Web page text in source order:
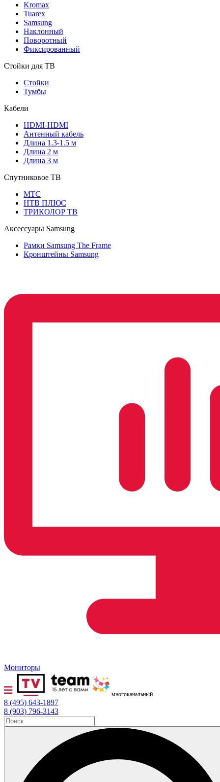
Kromax
Tuarex
Samsung
Наклонный
Поворотный
Фиксированный
Стойки для ТВ
Стойки
Тумбы
Кабели
HDMI-HDMI
Антенный кабель
Длина 1.3-1.5 м
Длина 2 м
Длина 3 м
Спутниковое ТВ
МТС
НТВ ПЛЮС
ТРИКОЛОР ТВ
Аксессуары Samsung
Рамки Samsung The Frame
Кронштейны Samsung
Мониторы
многоканальный
8 (495) 643-1897
8 (903) 796-3143